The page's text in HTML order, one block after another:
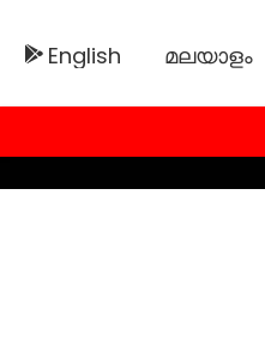
English മലയാളം